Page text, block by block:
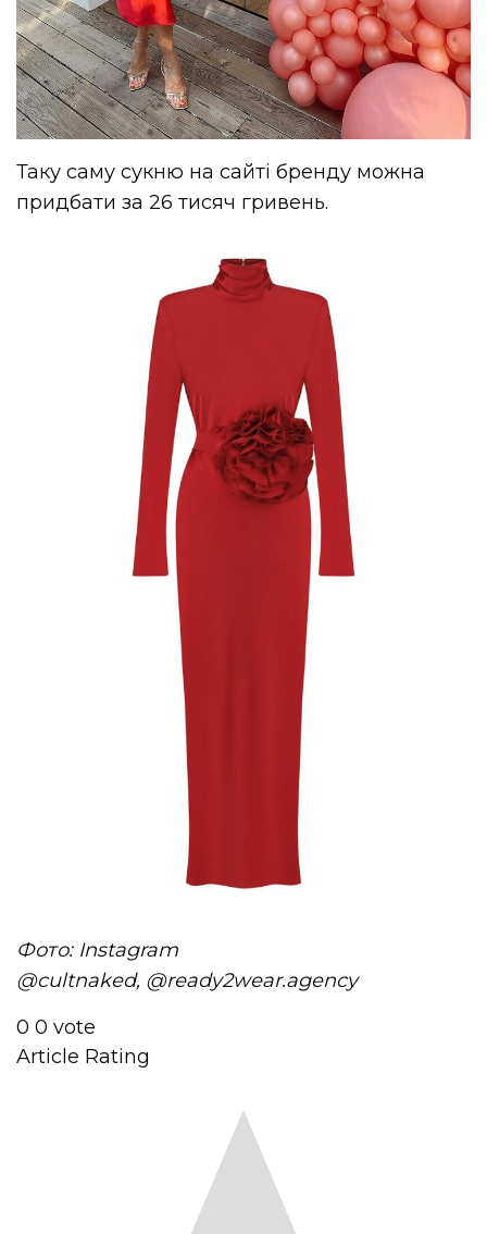
Таку саму сукню на сайті бренду можна
придбати за 26 тисяч гривень.
Фото: Instagram
@cultnaked, @ready2wear.agency
0 0 vote
Article Rating